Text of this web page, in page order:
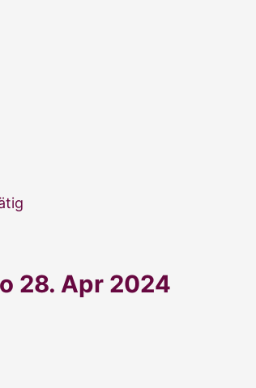
28. Apr 2024